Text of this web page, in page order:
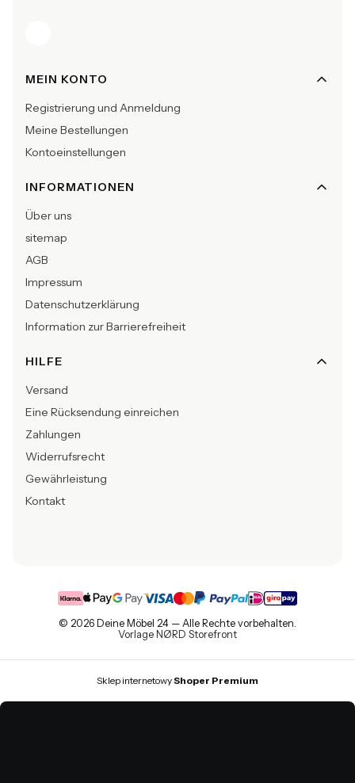
Fußzeilenmenü
MEIN KONTO
Registrierung und Anmeldung
Meine Bestellungen
Kontoeinstellungen
INFORMATIONEN
Über uns
sitemap
AGB
Impressum
Datenschutzerklärung
Information zur Barrierefreiheit
HILFE
Versand
Eine Rücksendung einreichen
Zahlungen
Widerrufsrecht
Gewährleistung
Kontakt
© 2026 Deine Möbel 24 — Alle Rechte vorbehalten.
Vorlage NØRD Storefront
Sklep internetowyShoper Premium